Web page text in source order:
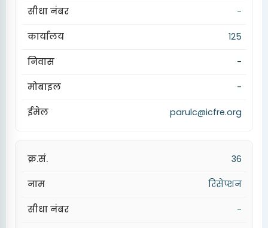
-
125
-
-
parulc@icfre.org
36
रिसेप्शन
-